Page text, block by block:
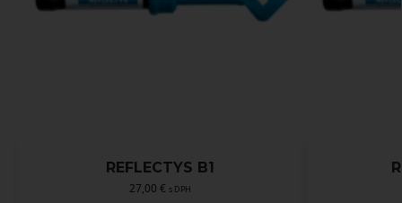
REFLECTYS B1
27,00€ s DPH